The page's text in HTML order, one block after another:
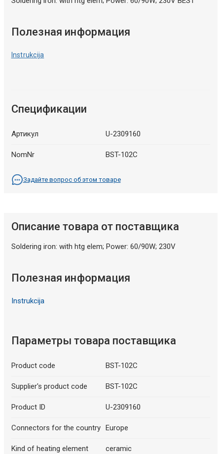
Полезная информация
Instrukcija
Спецификации
Артикул U-2309160
NomNr BST-102C
Задайте вопрос об этом товаре
Описание товара от поставщика
Soldering iron: with htg elem; Power: 60/90W; 230V
Полезная информация
Instrukcija
Параметры товара поставщика
Product code BST-102C
Supplier's product code BST-102C
Product ID U-2309160
Connectors for the country Europe
Kind of heating element ceramic